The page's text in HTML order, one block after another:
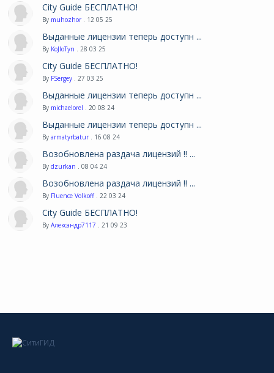
City Guide БЕСПЛАТНО!
By muhozhor . 12 05 25
Выданные лицензии теперь доступн ...
By KoJIoTyn . 28 03 25
City Guide БЕСПЛАТНО!
By FSergey . 27 03 25
Выданные лицензии теперь доступн ...
By michaelorel . 20 08 24
Выданные лицензии теперь доступн ...
By armatyrbatur . 16 08 24
Возобновлена раздача лицензий !! ...
By dzurkan . 08 04 24
Возобновлена раздача лицензий !! ...
By Fluence Volkoff . 22 03 24
City Guide БЕСПЛАТНО!
By Александр7117 . 21 09 23